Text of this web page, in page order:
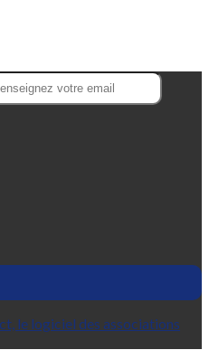
le logiciel des associations